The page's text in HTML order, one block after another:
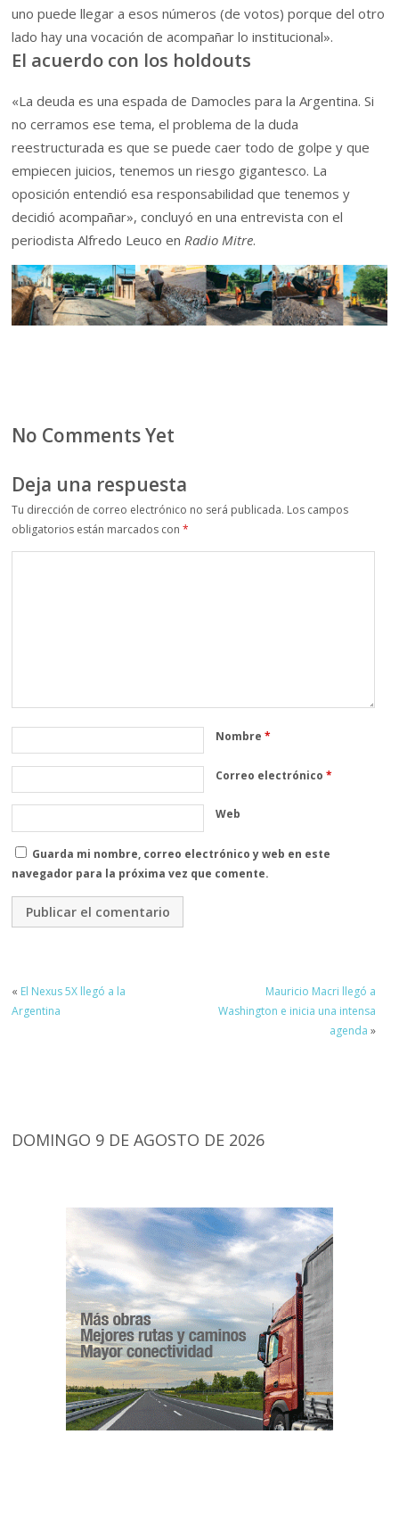
uno puede llegar a esos números (de votos) porque del otro
lado hay una vocación de acompañar lo institucional».
El acuerdo con los holdouts
«La deuda es una espada de Damocles para la Argentina. Si
no cerramos ese tema, el problema de la duda
reestructurada es que se puede caer todo de golpe y que
empiecen juicios, tenemos un riesgo gigantesco. La
oposición entendió esa responsabilidad que tenemos y
decidió acompañar», concluyó en una entrevista con el
periodista Alfredo Leuco en Radio Mitre.
No Comments Yet
Deja una respuesta
Tu dirección de correo electrónico no será publicada. Los campos
obligatorios están marcados con*
Nombre*
Correo electrónico*
Web
Guarda mi nombre, correo electrónico y web en este
navegador para la próxima vez que comente.
« El Nexus 5X llegó a la
Argentina
Mauricio Macri llegó a
Washington e inicia una intensa
agenda »
DOMINGO 9 DE AGOSTO DE 2026